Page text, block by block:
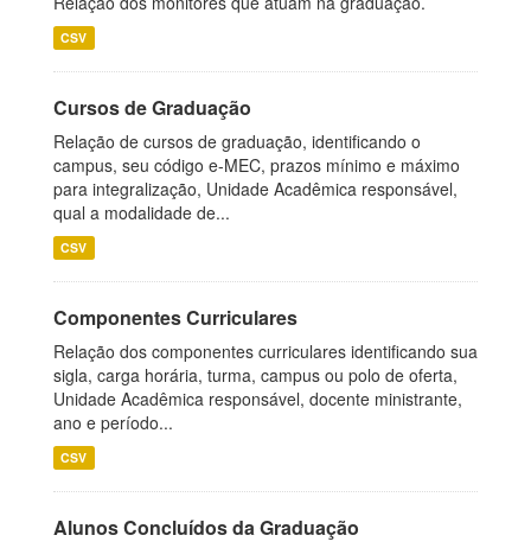
CSV
Cursos de Graduação
Relação de cursos de graduação, identificando o
campus, seu código e-MEC, prazos mínimo e máximo
para integralização, Unidade Acadêmica responsável,
qual a modalidade de...
CSV
Componentes Curriculares
Relação dos componentes curriculares identificando sua
sigla, carga horária, turma, campus ou polo de oferta,
Unidade Acadêmica responsável, docente ministrante,
ano e período...
CSV
Alunos Concluídos da Graduação